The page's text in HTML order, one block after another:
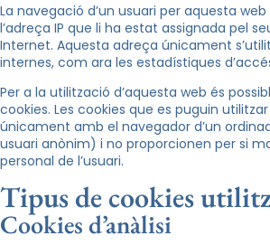
La navegació d’un usuari per aquesta
l’adreça IP que li ha estat assignada pel
Internet. Aquesta adreça únicament
internes, com ara les estadístiques
Per a la utilització d’aquesta web és
cookies. Les cookies que es puguin utilitzar
únicament amb el navegador d’un
usuari anònim) i no proporcionen per si
personal de l’usuari.
Tipus de cookies
Cookies d’anàlisi